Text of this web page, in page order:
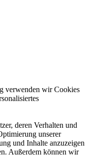
verwenden wir Cookies
deren Verhalten und
unserer
und Inhalte anzuzeigen
Außerdem können wir